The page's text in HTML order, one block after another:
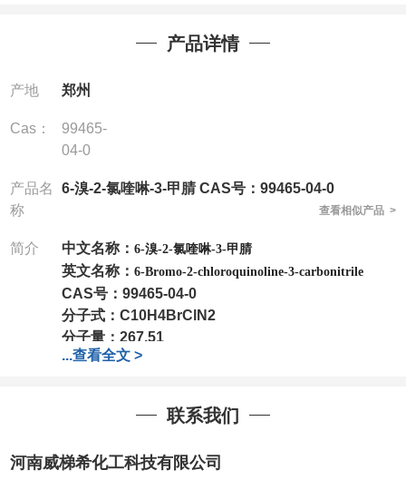
产品详情
产地 郑州
Cas：
99465-
04-0
产品名
称
6-溴-2-氯喹啉-3-甲腈 CAS号：99465-04-0
查看相似产品 >
简介 中文名称： 6-溴-2-氯喹啉-3-甲腈
英文名称： 6-Bromo-2-chloroquinoline-3-carbonitrile
CAS号： 99465-04-0
分子式： C10H4BrClN2
分子量： 267.51
包装：1Mg ; 5Mg;10Mg ;100Mg;250Mg ;500Mg
我司对高校及科研单位先发货和
作中有用到的试剂,欢迎前来询购
电话:0371-63377391/13393727064
...查看全文 >
联系我们
河南威梯希化工科技有限公司